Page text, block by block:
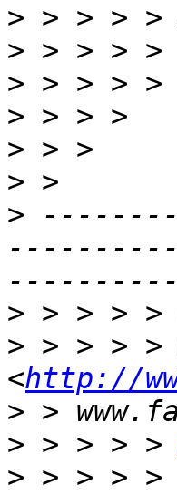
>
>
>
>
>
>
>
>
> > > > >
<http://
>
> > > > >
> > > > >